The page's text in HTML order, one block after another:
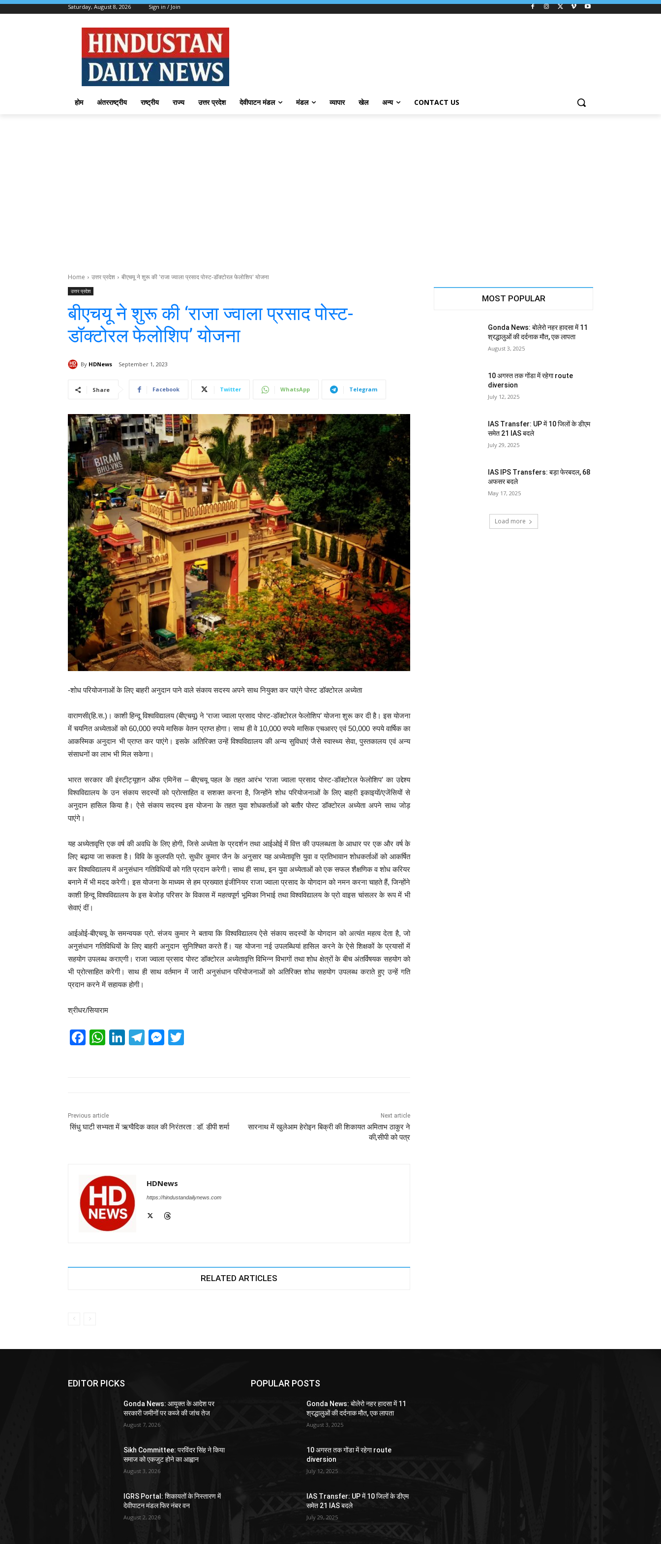
Saturday, August 8, 2026 Sign in / Join
होम अंतरराष्ट्रीय राष्ट्रीय राज्य उत्तर प्रदेश देवीपाटन मंडल मंडल व्यापार खेल अन्य CONTACT US
Home उत्तर प्रदेश बीएचयू ने शुरू की 'राजा ज्वाला प्रसाद पोस्ट-डॉक्टोरल फेलोशिप' योजना
उत्तर प्रदेश
बीएचयू ने शुरू की ‘राजा ज्वाला प्रसाद पोस्ट-
डॉक्टोरल फेलोशिप’ योजना
By HDNews September 1, 2023
Share Facebook Twitter WhatsApp Telegram
-शोध परियोजनाओं के लिए बाहरी अनुदान पाने वाले संकाय सदस्य अपने साथ नियुक्त कर पाएंगे पोस्ट डॉक्टोरल अध्येता
वाराणसी(हि.स.)। काशी हिन्दू विश्वविद्यालय (बीएचयू) ने ‘राजा ज्वाला प्रसाद पोस्ट-डॉक्टोरल फेलोशिप’ योजना शुरू कर दी है। इस योजना
में चयनित अध्येताओं को 60,000 रुपये मासिक वेतन प्राप्त होगा। साथ ही वे 10,000 रुपये मासिक एचआरए एवं 50,000 रुपये वार्षिक का
आकस्मिक अनुदान भी प्राप्त कर पाएंगे। इसके अतिरिक्त उन्हें विश्वविद्यालय की अन्य सुविधाएं जैसे स्वास्थ्य सेवा, पुस्तकालय एवं अन्य
संसाधनों का लाभ भी मिल सकेगा।
भारत सरकार की इंस्टीट्यूशन ऑफ एमिनेंस – बीएचयू पहल के तहत आरंभ ‘राजा ज्वाला प्रसाद पोस्ट-डॉक्टोरल फेलोशिप’ का उद्देश्य
विश्वविद्यालय के उन संकाय सदस्यों को प्रोत्साहित व सशक्त करना है, जिन्होंने शोध परियोजनाओं के लिए बाहरी इकाइयों/एजेंसियों से
अनुदान हासिल किया है। ऐसे संकाय सदस्य इस योजना के तहत युवा शोधकर्ताओं को बतौर पोस्ट डॉक्टोरल अध्येता अपने साथ जोड़
पाएंगे।
यह अध्येतावृत्ति एक वर्ष की अवधि के लिए होगी, जिसे अध्येता के प्रदर्शन तथा आईओई में वित्त की उपलब्धता के आधार पर एक और वर्ष के
लिए बढ़ाया जा सकता है। विवि के कुलपति प्रो. सुधीर कुमार जैन के अनुसार यह अध्येतावृत्ति युवा व प्रतिभावान शोधकर्ताओं को आकर्षित
कर विश्वविद्यालय में अनुसंधान गतिविधियों को गति प्रदान करेगी। साथ ही साथ, इन युवा अध्येताओं को एक सफल शैक्षणिक व शोध करियर
बनाने में भी मदद करेगी। इस योजना के माध्यम से हम प्रख्यात इंजीनियर राजा ज्वाला प्रसाद के योगदान को नमन करना चाहते हैं, जिन्होंने
काशी हिन्दू विश्वविद्यालय के इस बेजोड़ परिसर के विकास में महत्वपूर्ण भूमिका निभाई तथा विश्वविद्यालय के प्रो वाइस चांसलर के रूप में भी
सेवाएं दीं।
आईओई-बीएचयू के समन्वयक प्रो. संजय कुमार ने बताया कि विश्वविद्यालय ऐसे संकाय सदस्यों के योगदान को अत्यंत महत्व देता है, जो
अनुसंधान गतिविधियों के लिए बाहरी अनुदान सुनिश्चित करते हैं। यह योजना नई उपलब्धियां हासिल करने के ऐसे शिक्षकों के प्रयासों में
सहयोग उपलब्ध कराएगी। राजा ज्वाला प्रसाद पोस्ट डॉक्टोरल अध्येतावृत्ति विभिन्न विभागों तथा शोध क्षेत्रों के बीच अंतर्विषयक सहयोग को
भी प्रोत्साहित करेगी। साथ ही साथ वर्तमान में जारी अनुसंधान परियोजनाओं को अतिरिक्त शोध सहयोग उपलब्ध कराते हुए उन्हें गति
प्रदान करने में सहायक होगी।
श्रीधर/सियाराम
F
o
o
W
p
p
Li
T
M
er
Previous article
सिंधु घाटी सभ्यता में ऋग्वैदिक काल की निरंतरता : डॉ. डीपी शर्मा
Next article
सारनाथ में खुलेआम हेरोइन बिक्री की शिकायत अमिताभ ठाकुर ने
की,सीपी को पत्र
HDNews
https://hindustandailynews.com
RELATED ARTICLES
MOST POPULAR
Gonda News: बोलेरो नहर हादसा में 11
श्रद्धालुओं की दर्दनाक मौत, एक लापता
August 3, 2025
10 अगस्त तक गोंडा में रहेगा route
diversion
July 12, 2025
IAS Transfer: UP में 10 जिलों के डीएम
समेत 21 IAS बदले
July 29, 2025
IAS IPS Transfers: बड़ा फेरबदल, 68
अफसर बदले
May 17, 2025
Load more
EDITOR PICKS
Gonda News: आयुक्त के आदेश पर
सरकारी जमीनों पर कब्जे की जांच तेज
August 7, 2026
Sikh Committee: परविंदर सिंह ने किया
समाज को एकजुट होने का आह्वान
August 3, 2026
IGRS Portal: शिकायतों के निस्तारण में
देवीपाटन मंडल फिर नंबर वन
August 2, 2026
POPULAR POSTS
Gonda News: बोलेरो नहर हादसा में 11
श्रद्धालुओं की दर्दनाक मौत, एक लापता
August 3, 2025
10 अगस्त तक गोंडा में रहेगा route
diversion
July 12, 2025
IAS Transfer: UP में 10 जिलों के डीएम
समेत 21 IAS बदले
July 29, 2025